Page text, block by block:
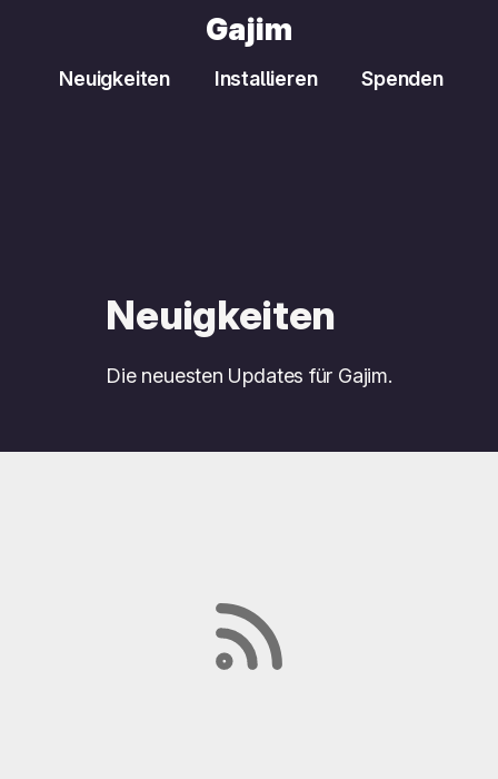
Gajim
Neuigkeiten Installieren Spenden
Neuigkeiten
Die neuesten Updates für Gajim.